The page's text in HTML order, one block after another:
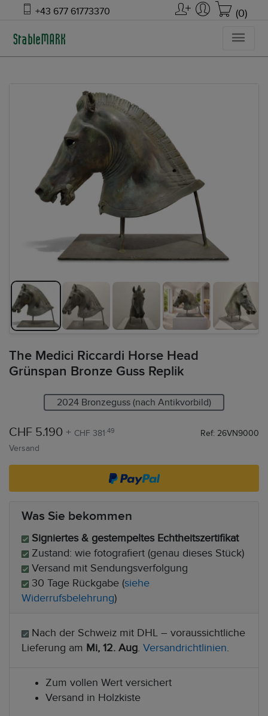
+43 677 61773370 (0)
The Medici Riccardi Horse Head
Grünspan Bronze Guss Replik
2024 Bronzeguss (nach Antikvorbild)
CHF 5.190 + CHF 381.49
Versand
Ref: 26VN9000
Was Sie bekommen
Signiertes & gestempeltes Echtheitszertifikat
Zustand: wie fotografiert (genau dieses Stück)
Versand mit Sendungsverfolgung
30 Tage Rückgabe (siehe
Widerrufsbelehrung)
Nach der Schweiz mit DHL – voraussichtliche
Lieferung am Mi, 12. Aug. Versandrichtlinien.
Zum vollen Wert versichert
Versand in Holzkiste